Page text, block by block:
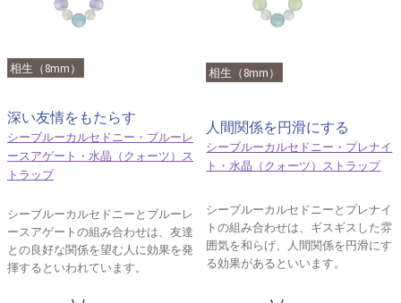
相生（8mm）
深い友情をもたらす
シーブルーカルセドニー・ブルーレ
ースアゲート・水晶（クォーツ）ス
トラップ
シーブルーカルセドニーとブルーレ
ースアゲートの組み合わせは、友達
との良好な関係を望む人に効果を発
揮するといわれています。
相生（8mm）
人間関係を円滑にする
シーブルーカルセドニー・プレナイ
ト・水晶（クォーツ）ストラップ
シーブルーカルセドニーとプレナイ
トの組み合わせは、ギスギスした雰
囲気を和らげ、人間関係を円滑にす
る効果があるといいます。